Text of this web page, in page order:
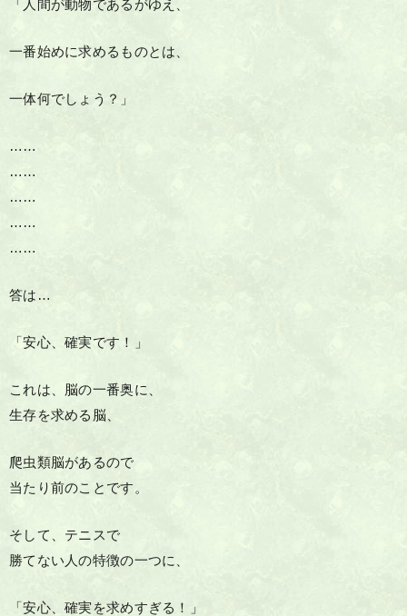
「人間が動物であるがゆえ、
一番始めに求めるものとは、
一体何でしょう？」
……
……
……
……
……
答は…
「安心、確実です！」
これは、脳の一番奥に、
生存を求める脳、
爬虫類脳があるので
当たり前のことです。
そして、テニスで
勝てない人の特徴の一つに、
「安心、確実を求めすぎる！」